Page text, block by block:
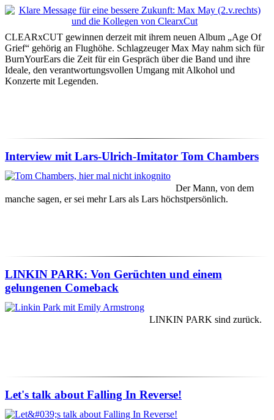
CLEARxCUT gewinnen derzeit mit ihrem neuen Album „Age Of
Grief“ gehörig an Flughöhe. Schlagzeuger Max May nahm sich für
BurnYourEars die Zeit für ein Gespräch über die Band und ihre
Ideale, den verantwortungsvollen Umgang mit Alkohol und
Konzerte mit Legenden.
Interview mit Lars-Ulrich-Imitator Tom Chambers
Der Mann, von dem
manche sagen, er sei mehr Lars als Lars höchstpersönlich.
LINKIN PARK: Von Gerüchten und einem
gelungenen Comeback
LINKIN PARK sind zurück.
Let's talk about Falling In Reverse!